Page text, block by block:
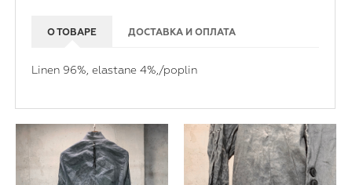
О ТОВАРЕ ДОСТАВКА И ОПЛАТА
Linen 96%, elastane 4%,/poplin